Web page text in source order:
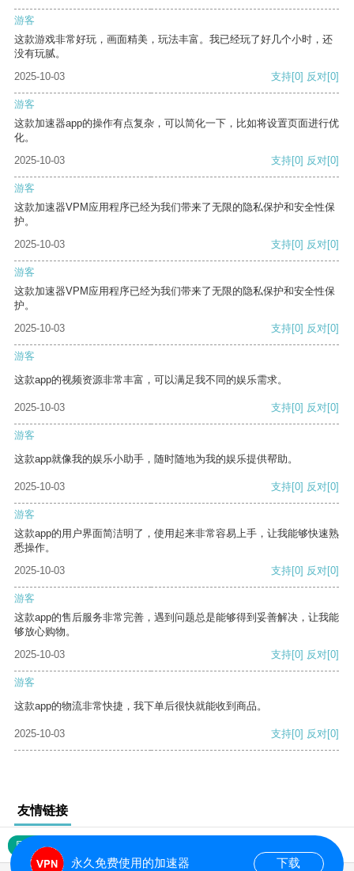
游客
这款游戏非常好玩，画面精美，玩法丰富。我已经玩了好几个小时，还
没有玩腻。
2025-10-03
支持[0] 反对[0]
游客
这款加速器app的操作有点复杂，可以简化一下，比如将设置页面进行优
化。
2025-10-03
支持[0] 反对[0]
游客
这款加速器VPM应用程序已经为我们带来了无限的隐私保护和安全性保
护。
2025-10-03
支持[0] 反对[0]
游客
这款加速器VPM应用程序已经为我们带来了无限的隐私保护和安全性保
护。
2025-10-03
支持[0] 反对[0]
游客
这款app的视频资源非常丰富，可以满足我不同的娱乐需求。
2025-10-03 支持[0] 反对[0]
游客
这款app就像我的娱乐小助手，随时随地为我的娱乐提供帮助。
2025-10-03 支持[0] 反对[0]
游客
这款app的用户界面简洁明了，使用起来非常容易上手，让我能够快速熟
悉操作。
2025-10-03
支持[0] 反对[0]
游客
这款app的售后服务非常完善，遇到问题总是能够得到妥善解决，让我能
够放心购物。
2025-10-03
支持[0] 反对[0]
游客
这款app的物流非常快捷，我下单后很快就能收到商品。
2025-10-03 支持[0] 反对[0]
友情链接
网站地图
永久免费使用的加速器 下载